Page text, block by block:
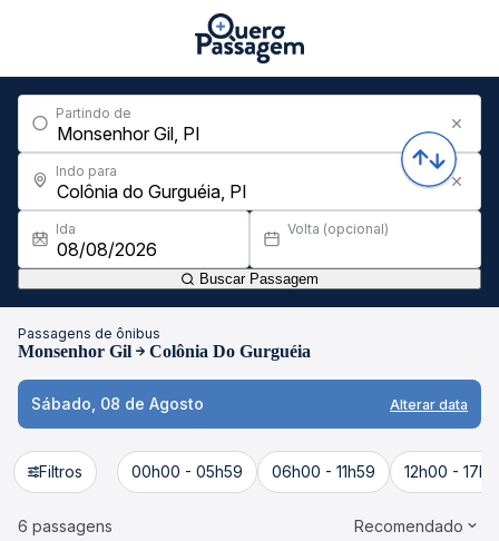
Partindo de
Indo para
Ida Volta (opcional)
Buscar Passagem
Passagens de ônibus
Monsenhor Gil Colônia Do Gurguéia
Sábado, 08 de Agosto Alterar data
Filtros 00h00 - 05h59 06h00 - 11h59 12h00 -
6 passagens Recomendado